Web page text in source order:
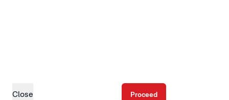
Close Proceed